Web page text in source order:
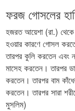
ফরজ গোসলের
হজরত আয়েশা (রা.) থেকে
হওয়ার কারণে গোসল
তারপর কুলি করতেন এবং
মাসেহ করতেন। তারপর
করতেন। তারপর বাম
করতেন। তারপর সারা
মুসলিম)